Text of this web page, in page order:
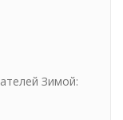
Зимой: